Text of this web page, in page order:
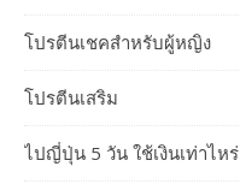
โปรตีนเชคสำหรับผู้หญิง
โปรตีนเสริม
ไปญี่ปุ่น 5 วัน ใช้เงินเท่าไหร่